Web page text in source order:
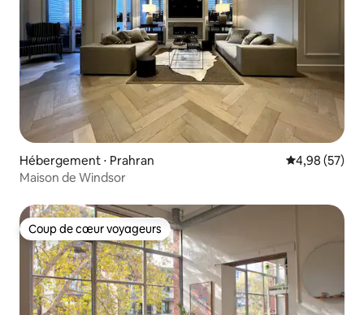
Hébergement ⋅ Prahran Évaluation
4,98 (57)
Maison de Windsor
Coup de cœur voyageurs
Coup de cœur voyageurs